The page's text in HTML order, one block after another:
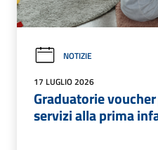
NOTIZIE
17 LUGLIO 2026
Graduatorie
servizi alla prima